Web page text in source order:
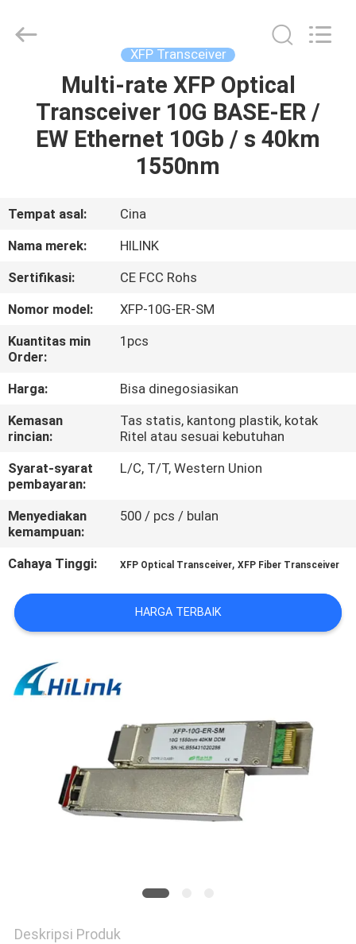
RUMAH
PRODUK
KAMI
PABRIK
KONTROL
KUALITAS
HUBUNGI
KAMI
BERITA
KASUS-
KASUS
MINTA
SITEMAP
KEBIJAKAN
PRIVASI
Technology
Co.,Ltd..
XFP Transceiver
Multi-rate XFP Optical
Transceiver 10G BASE-ER /
EW Ethernet 10Gb / s 40km
1550nm
Tempat asal:
Cina
Nama merek:
HILINK
Sertifikasi:
CE FCC Rohs
Nomor model:
XFP-10G-ER-SM
Kuantitas min
Order:
1pcs
Harga:
Bisa dinegosiasikan
Kemasan
rincian:
Tas statis, kantong plastik, kotak
Ritel atau sesuai kebutuhan
Syarat-syarat
pembayaran:
L/C, T/T, Western Union
Menyediakan
kemampuan:
500 / pcs / bulan
Cahaya Tinggi: XFP Optical Transceiver,XFP Fiber Transceiver
HARGA TERBAIK
Deskripsi Produk